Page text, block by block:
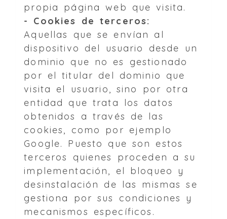
propia página web que visita.
- Cookies de terceros:
Aquellas que se envían al
dispositivo del usuario desde un
dominio que no es gestionado
por el titular del dominio que
visita el usuario, sino por otra
entidad que trata los datos
obtenidos a través de las
cookies, como por ejemplo
Google. Puesto que son estos
terceros quienes proceden a su
implementación, el bloqueo y
desinstalación de las mismas se
gestiona por sus condiciones y
mecanismos específicos.